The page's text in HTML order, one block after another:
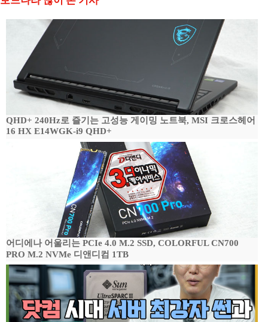
QHD+ 240Hz로 즐기는 고성능 게이밍 노트북, MSI 크로스헤어
16 HX E14WGK-i9 QHD+
어디에나 어울리는 PCIe 4.0 M.2 SSD, COLORFUL CN700
PRO M.2 NVMe 디앤디컴 1TB